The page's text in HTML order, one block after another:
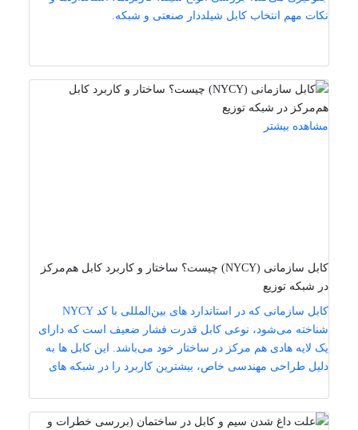
نکات مهم انتخاب کابل شیلددار صنعتی و شبکه.
مشاهده بیشتر
کابل سازمانی (NYCY) چیست؟ ساختار و کاربرد کابل هم‌مرکز
در شبکه توزیع
کابل سازمانی که در استاندارد های بین‌المللی با کد NYCY
شناخته می‌شود، نوعی کابل قدرت فشار ضعیف است که دارای
یک لایه هادی هم ‌مرکز در ساختار خود می‌باشد. این کابل‌ ها به
دلیل طراحی مهندسی خاص، بیشترین کاربرد را در شبکه‌ های